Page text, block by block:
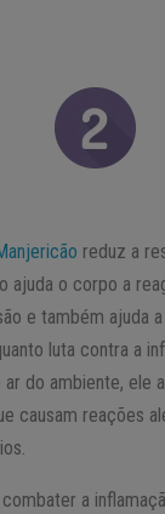
reduz a
ajuda o corpo a
e também ajuda
luta contra a
do ambiente, ele
causam reações
combater a